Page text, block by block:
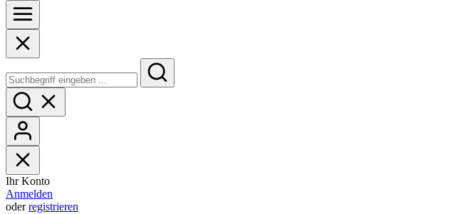
Ihr Konto
Anmelden
oderregistrieren